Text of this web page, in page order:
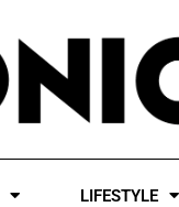
LIFESTYLE